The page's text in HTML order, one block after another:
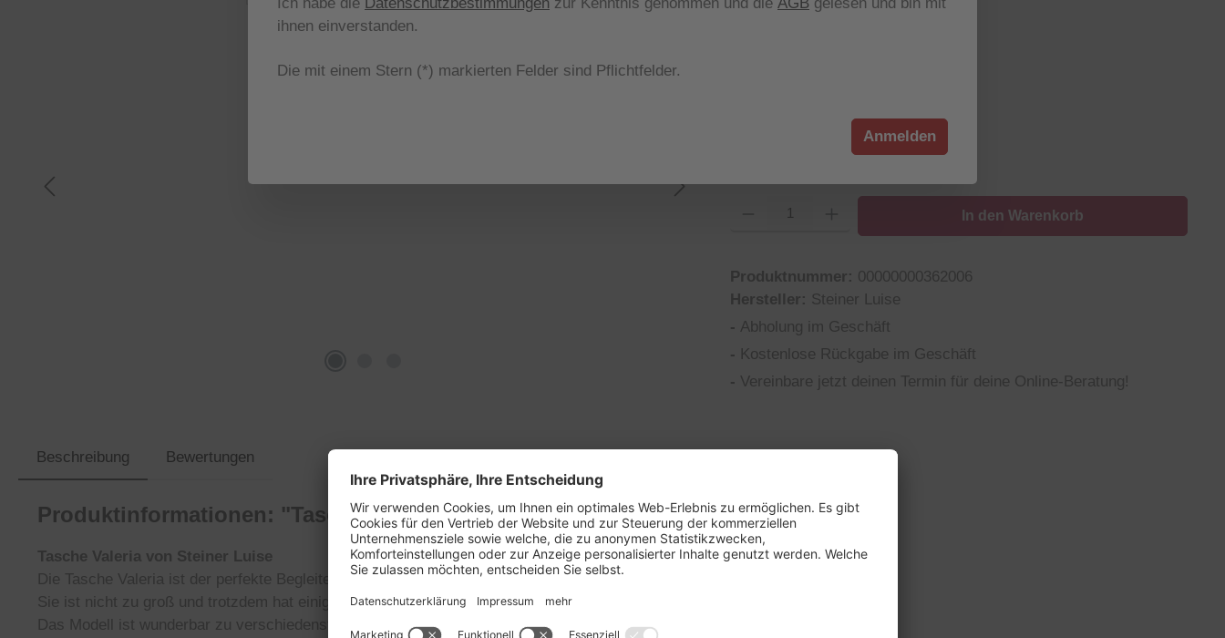
auswählen
In den Warenkorb
Produktnummer: 00000000362006
Hersteller: Steiner Luise
- Abholung im Geschäft
- Kostenlose Rückgabe im Geschäft
- Vereinbare jetzt deinen Termin für deine Online-Beratung!
Beschreibung Bewertungen
Produktinformationen: "Tasche Valeria von Steiner Luise "
Tasche Valeria von Steiner Luise
Die Tasche Valeria ist der perfekte Begleiter.
Sie ist nicht zu groß und trotzdem hat einiges Platz.
Das Modell ist wunderbar zu verschiedensten Outfits kombinierbar.
ihnen einverstanden.
Die mit einem Stern (*) markierten Felder sind Pflichtfelder.
Anmelden